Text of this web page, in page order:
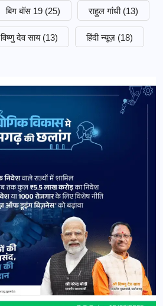
बिग बॉस 19 (25) राहुल गांधी (13)
विष्णु देव साय (13) हिंदी न्यूज़ (18)